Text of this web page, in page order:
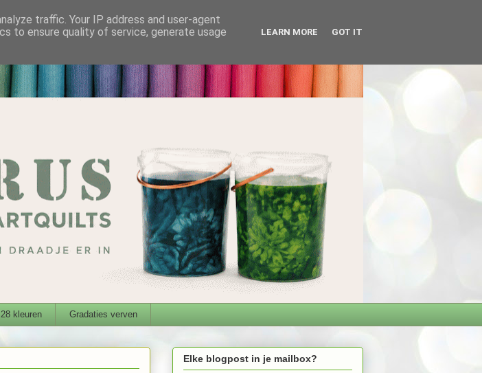
kleuren Gradaties verven
Elke blogpost in je mailbox?
traffic. Your IP address and user-agent
to ensure quality of service, generate usage
LEARN MORE GOT IT